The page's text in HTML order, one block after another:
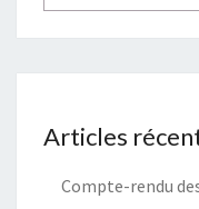
Articles
Compte-rendu